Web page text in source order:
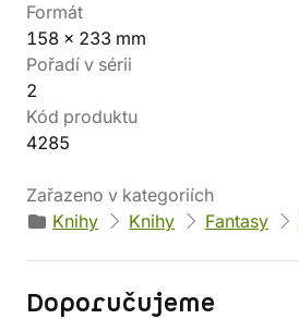
Formát
158 x 233 mm
Pořadí v sérii
2
Kód produktu
4285
Zařazeno v kategoriích
Knihy
Knihy Fantasy
Doporučujeme